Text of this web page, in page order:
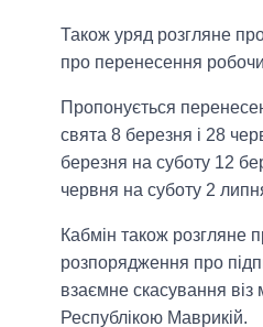
Також уряд розгляне
про перенесення
Пропонується
свята 8 березня і 28
березня на суботу 12
червня на суботу 2
Кабмін також розгляне
розпорядження про
взаємне скасування віз
Республікою Маврикій.